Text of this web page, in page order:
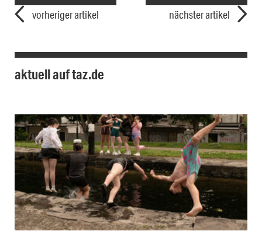
vorheriger artikel nächster artikel
aktuell auf taz.de